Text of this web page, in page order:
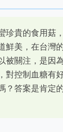
珍貴的食用菇
鮮美，在台灣
被關注，是因
對控制血糖有
？答案是肯定